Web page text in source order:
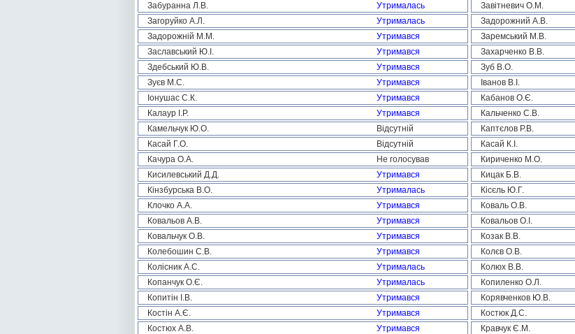
Забуранна Л.В.
Утрималась Завітневич О.М.
Загоруйко А.Л.
Утрималась Задорожний А.В.
Задорожній М.М.
Утримався Заремський М.В.
Заславський Ю.І.
Утримався Захарченко В.В.
Здебський Ю.В.
Утримався Зуб В.О.
Зуєв М.С.
Утримався Іванов В.І.
Іонушас С.К.
Утримався Кабанов О.Є.
Калаур І.Р.
Утримався Кальченко С.В.
Камельчук Ю.О.
Відсутній Каптєлов Р.В.
Касай Г.О.
Відсутній Касай К.І.
Качура О.А.
Не голосував Кириченко М.О.
Кисилевський Д.Д.
Утримався Кицак Б.В.
Кінзбурська В.О.
Утрималась Кісєль Ю.Г.
Клочко А.А.
Утримався Коваль О.В.
Ковальов А.В.
Утримався Ковальов О.І.
Ковальчук О.В.
Утримався Козак В.В.
Колебошин С.В.
Утримався Колєв О.В.
Колісник А.С.
Утрималась Колюх В.В.
Копанчук О.Є.
Утрималась Копиленко О.Л.
Копитін І.В.
Утримався Корявченков Ю.В.
Костін А.Є.
Утримався Костюк Д.С.
Костюх А.В.
Утримався Кравчук Є.М.